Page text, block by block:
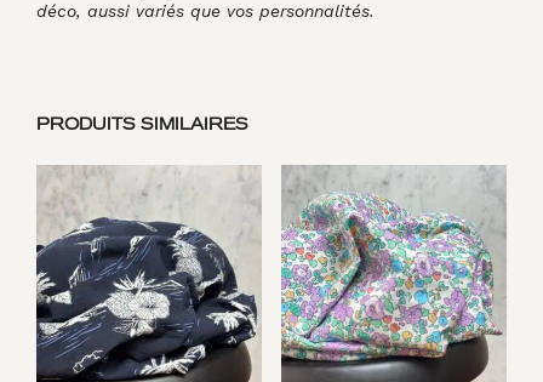
déco, aussi variés que vos personnalités.
PRODUITS SIMILAIRES